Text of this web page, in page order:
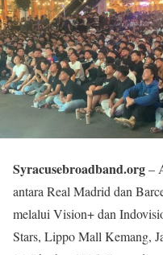
Syracusebroadband.org–
antara Real Madrid dan
melalui Vision+ dan
Stars, Lippo Mall Kemang,